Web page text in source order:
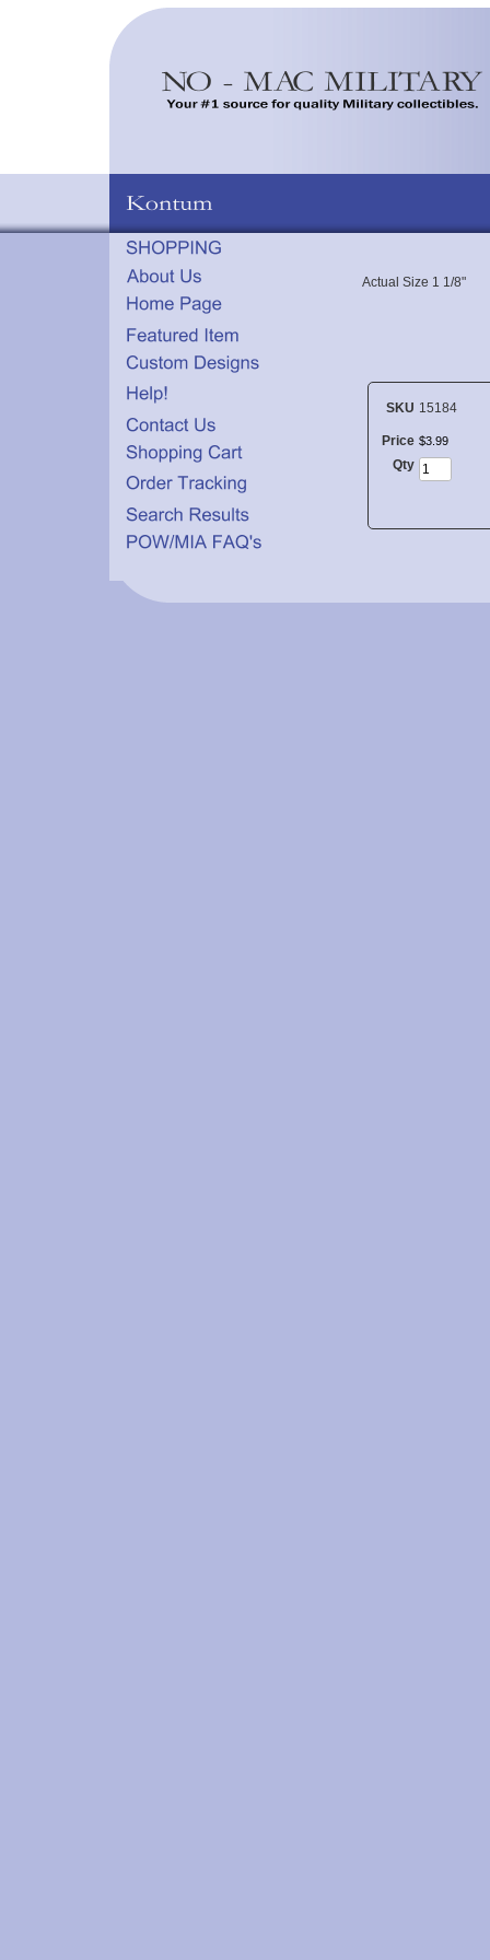
Actual Size 1 1/8"
SKU 15184
Price $3 99
Qty